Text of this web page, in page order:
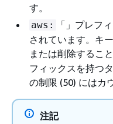
す。
aws:
「」プレフ
されています。キ
または削除するこ
フィックスを持つ
の制限 (50) にはカ
注記